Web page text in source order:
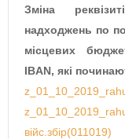
Зміна
надходжень по
місцевих
IBAN, які
війс.збір(011019)